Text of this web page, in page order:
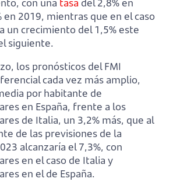
en 2019, mientras que en el caso
un crecimiento del 1,5% este
siguiente.
los pronósticos del FMI
cada vez más amplio,
por habitante de
en España, frente a los
de Italia, un 3,2% más, que al
de las previsiones de la
alcanzaría el 7,3%, con
en el caso de Italia y
en el de España.